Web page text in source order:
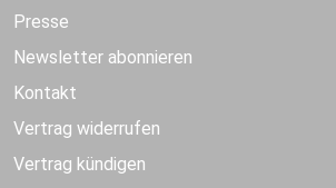
Presse
Newsletter abonnieren
Kontakt
Vertrag widerrufen
Vertrag kündigen